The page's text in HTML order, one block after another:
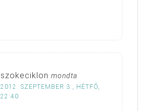
szokeciklon mondta
2012. SZEPTEMBER 3., HÉTFŐ,
22:40